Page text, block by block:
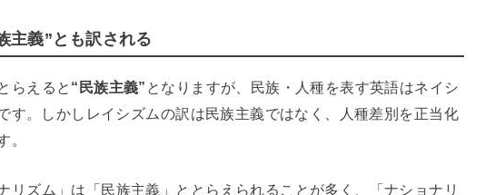
主義”とも訳される
らえると “民族主義” となりますが、民族・人種を表す英語はネイシ
す。しかしレイシズムの訳は民族主義ではなく、人種差別を正当化
。
リズム」は「民族主義」ととらえられることが多く、「ナショナリ